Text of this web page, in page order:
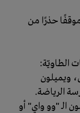
حذرًا من
الطاويّة:
ويميلون
الرياضة.
الـ "وو واي" أو